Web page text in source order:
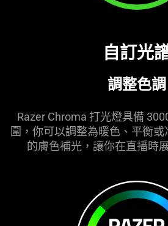
自訂光
調整色調
Razer Chroma 打光燈具備
圍，你可以調整為暖色、平衡
的膚色補光，讓你在直播時